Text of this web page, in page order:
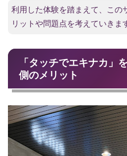
利用した体験を踏まえて、この
リットや問題点を考えていきま
「タッチでエキナカ」
側のメリット